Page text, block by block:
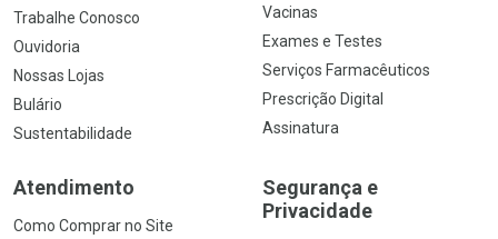
Trabalhe Conosco
Ouvidoria
Nossas Lojas
Bulário
Sustentabilidade
Vacinas
Exames e Testes
Serviços Farmacêuticos
Prescrição Digital
Assinatura
Atendimento
Como Comprar no Site
Segurança e
Privacidade